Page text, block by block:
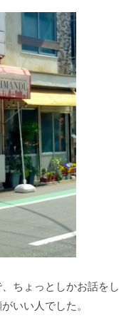
ちょっとしかお話をし
いい人でした。